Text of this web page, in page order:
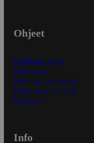
Ohjeet
Ensitilaajan ohjeet
Näin maksat
Näin tilaat ja muokkaat
Kaikki ohjeet ja vinkit
In English
Info